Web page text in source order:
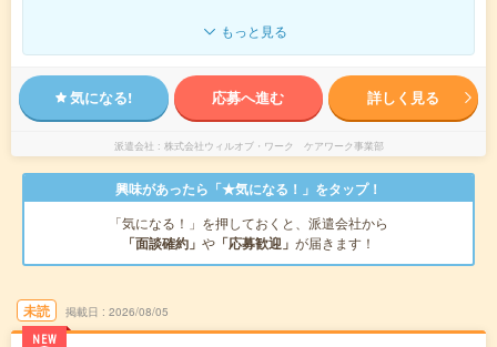
もっと見る
気になる! 応募へ進む 詳しく見る
派遣会社 株式会社ウィルオブ・ワーク ケアワーク事業部
興味があったら「★気になる！」をタップ！
「気になる！」を押しておくと、派遣会社から
「面談確約」 や 「応募歓迎」 が届きます！
未読
NEW
掲載日 2026/08/05